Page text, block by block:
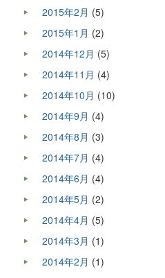
2015年2月 (5)
2015年1月 (2)
2014年12月 (5)
2014年11月 (4)
2014年10月 (10)
2014年9月 (4)
2014年8月 (3)
2014年7月 (4)
2014年6月 (4)
2014年5月 (2)
2014年4月 (5)
2014年3月 (1)
2014年2月 (1)